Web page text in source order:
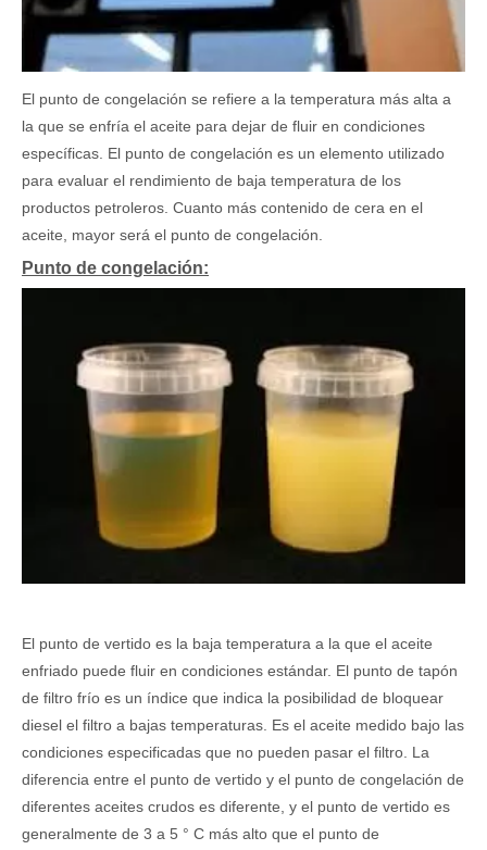
El punto de congelación se refiere a la temperatura más alta a
la que se enfría el aceite para dejar de fluir en condiciones
específicas. El punto de congelación es un elemento utilizado
para evaluar el rendimiento de baja temperatura de los
productos petroleros. Cuanto más contenido de cera en el
aceite, mayor será el punto de congelación.
Punto de congelación:
El punto de vertido es la baja temperatura a la que el aceite
enfriado puede fluir en condiciones estándar. El punto de tapón
de filtro frío es un índice que indica la posibilidad de bloquear
diesel el filtro a bajas temperaturas. Es el aceite medido bajo las
condiciones especificadas que no pueden pasar el filtro. La
diferencia entre el punto de vertido y el punto de congelación de
diferentes aceites crudos es diferente, y el punto de vertido es
generalmente de 3 a 5 ° C más alto que el punto de